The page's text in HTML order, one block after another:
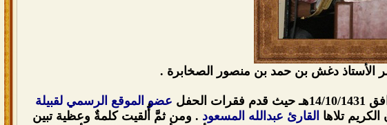
الأستاذ دغش بن حمد بن منصور الصخابرة .
عضو الموقع الرسمي لقبيلة
تلاها القارئ عبدالله المسعود . ومن ثمَّ أُلقيت كلمةٌ وعظية تبين